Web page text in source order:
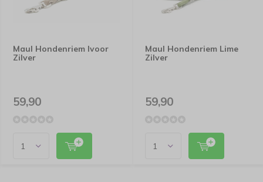
Maul Hondenriem Ivoor
Zilver
59,90
Maul Hondenriem Lime
Zilver
59,90